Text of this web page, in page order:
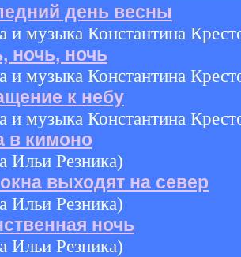
день весны
и музыка Константина
ночь, ночь
и музыка Константина
к небу
и музыка Константина
в кимоно
Ильи Резника)
выходят на север
Ильи Резника)
ночь
Ильи Резника)